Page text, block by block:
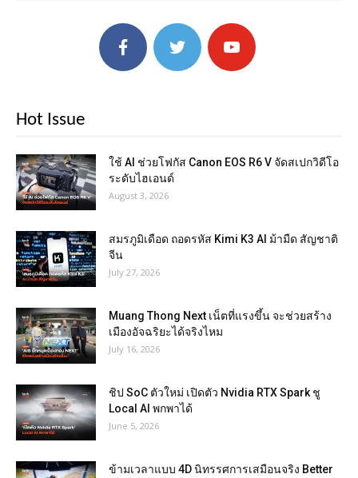
Hot Issue
ใช้ AI ช่วยโฟกัส Canon EOS R6 V จัดสเปกวิดีโอ
ระดับไฮเอนด์
August 3, 2026
สมรภูมิเดือด ถอดรหัส Kimi K3 AI ม้ามืด สัญชาติ
จีน
July 27, 2026
Muang Thong Next เน็ตที่แรงขึ้น จะช่วยสร้าง
เมืองอัจฉริยะได้จริงไหม
July 16, 2026
ชิป SoC ตัวใหม่ เปิดตัว Nvidia RTX Spark ชู
Local AI พกพาได้
June 5, 2026
ข้ามเวลาแบบ 4D นิทรรศการเสมือนจริง Better